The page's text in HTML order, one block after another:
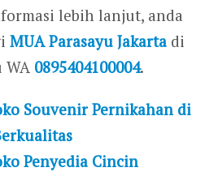
lebih lanjut, anda
MUA Parasayu Jakartadi
0895404100004.
Souvenir Pernikahan di
Penyedia Cincin